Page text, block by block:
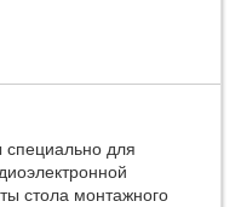
для
стола монтажного